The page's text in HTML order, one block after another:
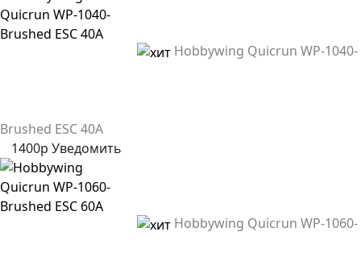
Hobbywing Quicrun WP-1040-
Brushed ESC 40A
1400р Уведомить
Hobbywing Quicrun WP-1060-